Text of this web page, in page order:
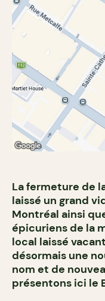
La fermeture de
laissé un grand
Montréal ainsi
épicuriens de la
local laissé
désormais une
nom et de
présentons ici le